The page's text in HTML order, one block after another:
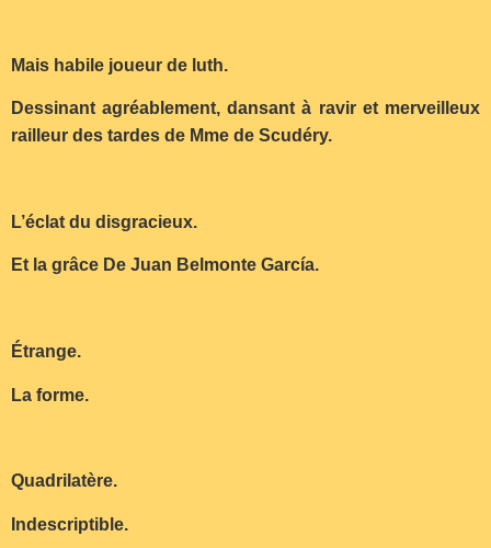
Mais habile joueur de luth.
Dessinant agréablement, dansant à ravir et merveilleux
railleur des tardes de Mme de Scudéry.
L’éclat du disgracieux.
Et la grâce De Juan Belmonte García.
Étrange.
La forme.
Quadrilatère.
Indescriptible.